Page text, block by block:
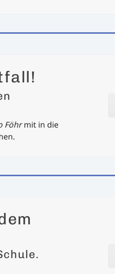
Föhrmit in die